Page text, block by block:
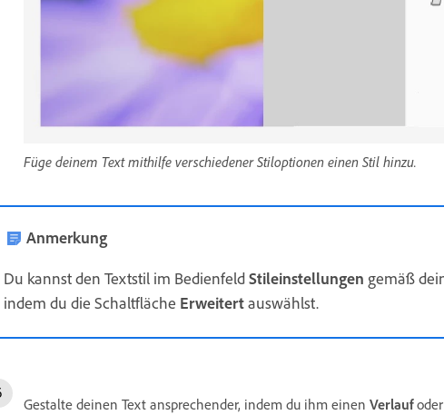
Füge deinem Text mithilfe verschiedener Stiloptionen einen Stil hinzu.
Anmerkung
Du kannst den Textstil im BedienfeldStileinstellungen gemäß
indem du die Schaltfläche Erweitertauswählst.
Gestalte deinen Text ansprechender, indem du ihm einen Verlauf